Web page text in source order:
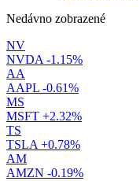
Nedávno zobrazené
NV
NVDA -1.15%
AA
AAPL -0.61%
MS
MSFT +2.32%
TS
TSLA +0.78%
AM
AMZN -0.19%